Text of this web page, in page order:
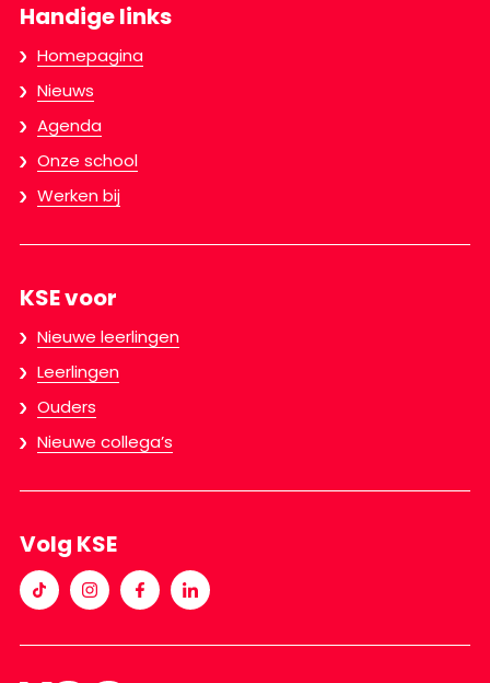
Handige links
Homepagina
Nieuws
Agenda
Onze school
Werken bij
KSE voor
Nieuwe leerlingen
Leerlingen
Ouders
Nieuwe collega’s
Volg KSE